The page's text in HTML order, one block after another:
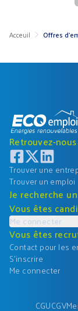
Acceuil Offres
Retrouvez-
Trouver une
Trouver un emploi
Je recherche
Vous êtes
Me connecter
Vous êtes
Contact pour les
S'inscrire
Me connecter
CGUCGV